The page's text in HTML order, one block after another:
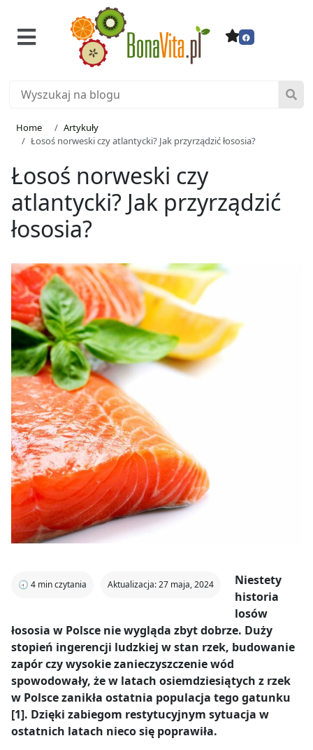
Home
Artykuły
Łosoś norweski czy atlantycki? Jak przyrządzić łososia?
Łosoś norweski czy
atlantycki? Jak przyrządzić
łososia?
🕣 4 min czytania Aktualizacja: 27 maja, 2024
Niestety
historia
losów
łososia w Polsce nie wygląda zbyt dobrze. Duży
stopień ingerencji ludzkiej w stan rzek, budowanie
zapór czy wysokie zanieczyszczenie wód
spowodowały, że w latach osiemdziesiątych z rzek
w Polsce zanikła ostatnia populacja tego gatunku
[1]. Dzięki zabiegom restytucyjnym sytuacja w
ostatnich latach nieco się poprawiła.